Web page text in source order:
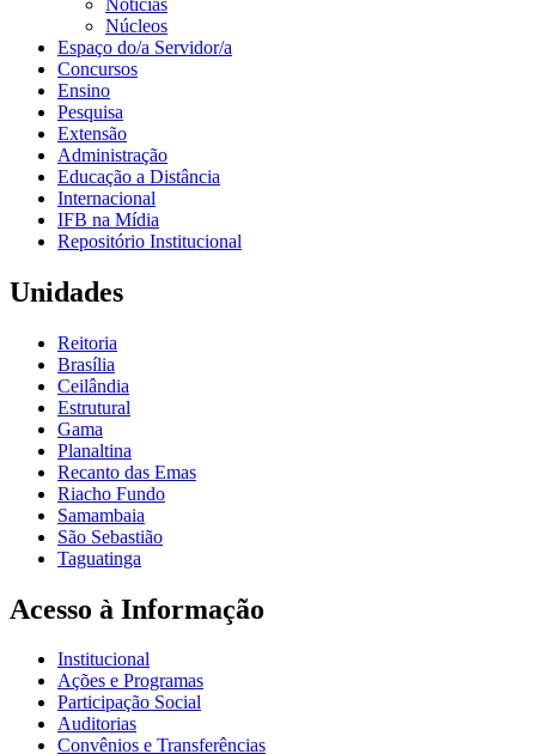
Núcleos
Espaço do/a Servidor/a
Concursos
Ensino
Pesquisa
Extensão
Administração
Educação a Distância
Internacional
IFB na Mídia
Repositório Institucional
Unidades
Reitoria
Brasília
Ceilândia
Estrutural
Gama
Planaltina
Recanto das Emas
Riacho Fundo
Samambaia
São Sebastião
Taguatinga
Acesso à Informação
Institucional
Ações e Programas
Participação Social
Auditorias
Convênios e Transferências